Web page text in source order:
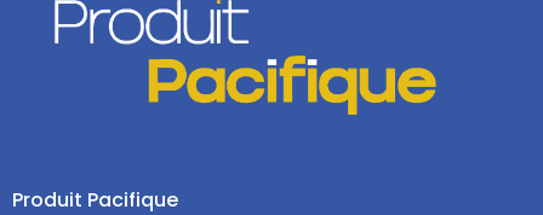
Produit Pacifique